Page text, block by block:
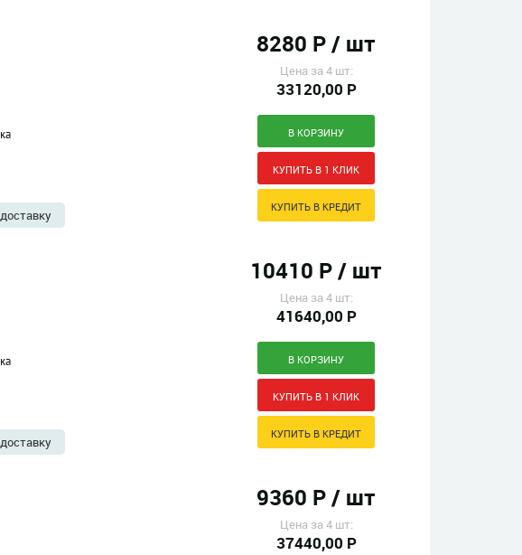
8280 Р / шт
Цена за 4 шт:
33120,00 Р
10410 Р / шт
Цена за 4 шт:
41640,00 Р
9360 Р / шт
Цена за 4 шт:
37440,00 Р